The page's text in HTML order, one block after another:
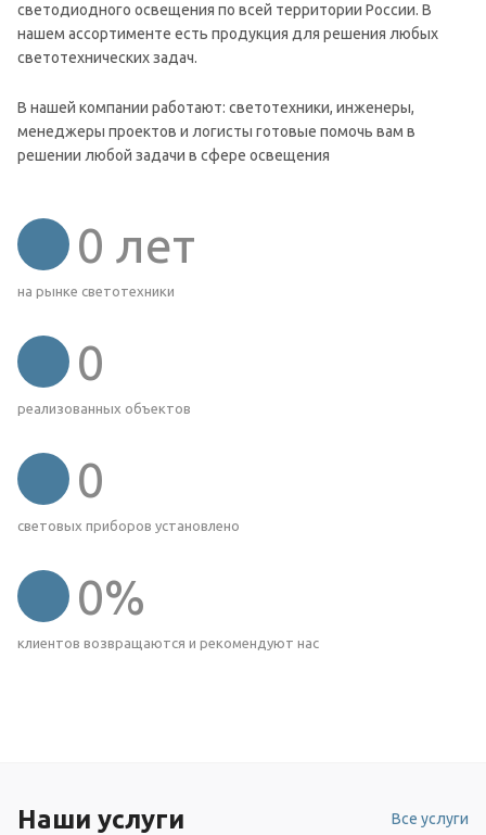
светодиодного освещения по всей территории России. В
нашем ассортименте есть продукция для решения любых
светотехнических задач.
В нашей компании работают: светотехники, инженеры,
менеджеры проектов и логисты готовые помочь вам в
решении любой задачи в сфере освещения
0 лет
на рынке светотехники
0
реализованных объектов
0
световых приборов установлено
0%
клиентов возвращаются и рекомендуют нас
Все услуги
Наши услуги